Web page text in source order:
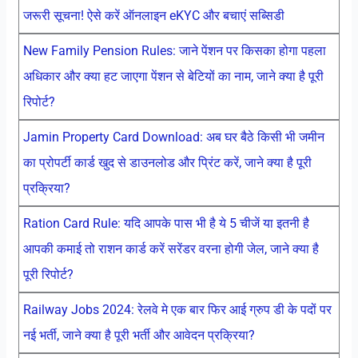
जरूरी सूचना! ऐसे करें ऑनलाइन eKYC और बचाएं सब्सिडी
New Family Pension Rules: जाने पेंशन पर किसका होगा पहला
अधिकार और क्या हट जाएगा पेंशन से बेटियों का नाम, जाने क्या है पूरी
रिपोर्ट?
Jamin Property Card Download: अब घर बैठे किसी भी जमीन
का प्रोपर्टी कार्ड खुद से डाउनलोड और प्रिंट करें, जाने क्या है पूरी
प्रक्रिया?
Ration Card Rule: यदि आपके पास भी है ये 5 चीजें या इतनी है
आपकी कमाई तो राशन कार्ड करें सरेंडर वरना होगी जेल, जाने क्या है
पूरी रिपोर्ट?
Railway Jobs 2024: रेलवे मे एक बार फिर आई ग्रुप डी के पदों पर
नई भर्ती, जाने क्या है पूरी भर्ती और आवेदन प्रक्रिया?